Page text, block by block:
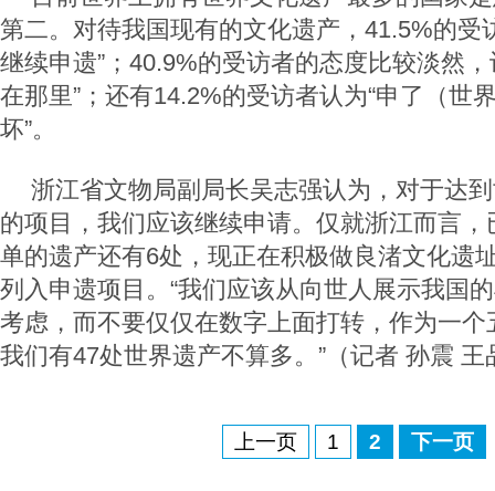
第二。对待我国现有的文化遗产，41.5%的受
继续申遗”；40.9%的受访者的态度比较淡然
在那里”；还有14.2%的受访者认为“申了（世
坏”。
浙江省文物局副局长吴志强认为，对于达
的项目，我们应该继续申请。仅就浙江而言
单的遗产还有6处，现正在积极做良渚文化遗
列入申遗项目。“我们应该从向世人展示我国
考虑，而不要仅仅在数字上面打转，作为一
我们有47处世界遗产不算多。”（记者 孙震 王
上一页 1 2 下一页